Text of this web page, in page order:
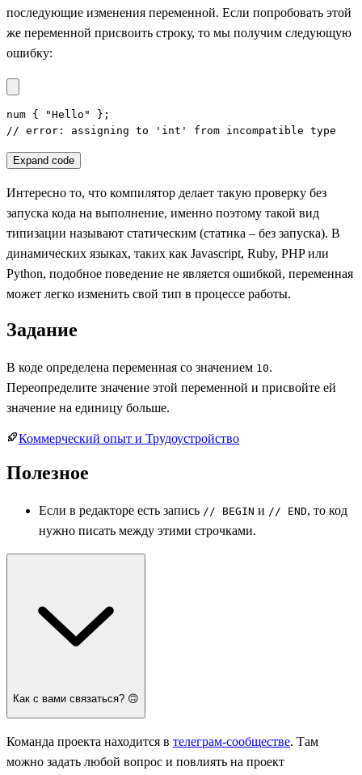
последующие изменения переменной. Если попробовать этой
же переменной присвоить строку, то мы получим следующую
ошибку:
num { "Hello" };
// error: assigning to 'int' from incompatible type
Expand code
Интересно то, что компилятор делает такую проверку без
запуска кода на выполнение, именно поэтому такой вид
типизации называют статическим (статика – без запуска). В
динамических языках, таких как Javascript, Ruby, PHP или
Python, подобное поведение не является ошибкой, переменная
может легко изменить свой тип в процессе работы.
Задание
В коде определена переменная со значением 10.
Переопределите значение этой переменной и присвойте ей
значение на единицу больше.
Коммерческий опыт и Трудоустройство
Полезное
Если в редакторе есть запись // BEGIN и // END, то код
нужно писать между этими строчками.
Как с вами связаться? 🙃
Команда проекта находится в телеграм-сообществе. Там
можно задать любой вопрос и повлиять на проект